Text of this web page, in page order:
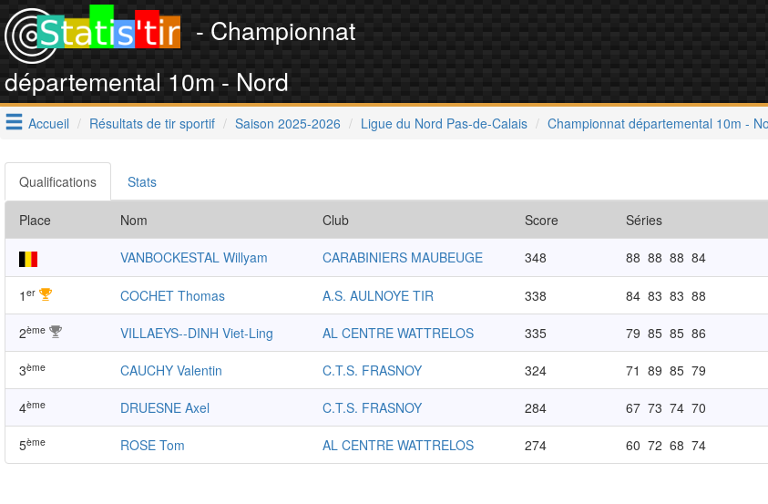
- Championnat
départemental 10m - Nord
Accueil Résultats de tir sportif Saison 2025-2026 Ligue du Nord Pas-de-Calais Championnat départemental 10m -
Qualifications Stats
Place Nom Club Score Séries
VANBOCKESTAL Willyam CARABINIERS MAUBEUGE 348 88 88 88 84
1 er COCHET Thomas A.S. AULNOYE TIR 338 84 83 83 88
2ème VILLAEYS--DINH Viet-Ling AL CENTRE WATTRELOS 335 79 85 85 86
3ème CAUCHY Valentin C.T.S. FRASNOY 324 71 89 85 79
4ème DRUESNE Axel C.T.S. FRASNOY 284 67 73 74 70
5ème ROSE Tom AL CENTRE WATTRELOS 274 60 72 68 74